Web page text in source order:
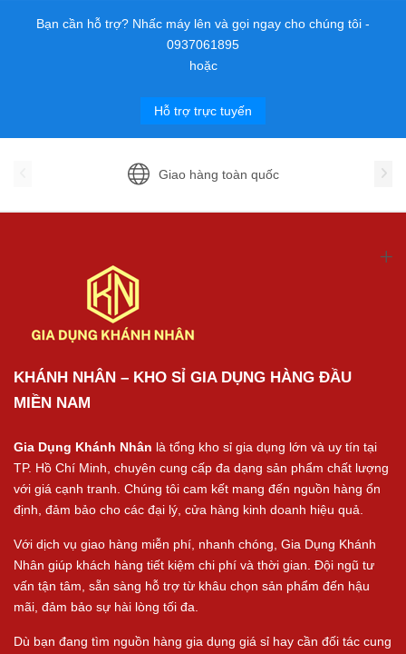
Bạn cần hỗ trợ? Nhấc máy lên và gọi ngay cho chúng tôi -
0937061895
hoặc
Hỗ trợ trực tuyến
Giao hàng toàn quốc
KHÁNH NHÂN – KHO SỈ GIA DỤNG HÀNG ĐẦU
MIỀN NAM
Gia Dụng Khánh Nhân là tổng kho sỉ gia dụng lớn và uy tín tại
TP. Hồ Chí Minh, chuyên cung cấp đa dạng sản phẩm chất lượng
với giá cạnh tranh. Chúng tôi cam kết mang đến nguồn hàng ổn
định, đảm bảo cho các đại lý, cửa hàng kinh doanh hiệu quả.
Với dịch vụ giao hàng miễn phí, nhanh chóng, Gia Dụng Khánh
Nhân giúp khách hàng tiết kiệm chi phí và thời gian. Đội ngũ tư
vấn tận tâm, sẵn sàng hỗ trợ từ khâu chọn sản phẩm đến hậu
mãi, đảm bảo sự hài lòng tối đa.
Dù bạn đang tìm nguồn hàng gia dụng giá sỉ hay cần đối tác cung